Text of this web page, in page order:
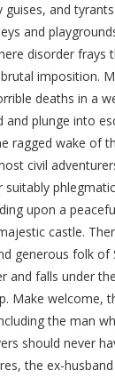
and
and
disorder frays
imposition.
deaths in a
and plunge into
ragged wake of
civil
upon a
castle.
generous folk of
and falls under
Make welcome,
the man
should never
the ex-